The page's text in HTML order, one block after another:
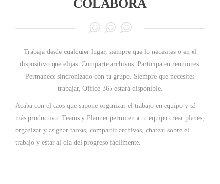
COLABORA
Trabaja desde cualquier lugar, siempre que lo necesites o en el
dispositivo que elijas. Comparte archivos. Participa en reuniones.
Permanece sincronizado con tu grupo. Siempre que necesites
trabajar, Office 365 estará disponible.
Acaba con el caos que supone organizar el trabajo en equipo y sé
más productivo. Teams y Planner permiten a tu equipo crear planes,
organizar y asignar tareas, compartir archivos, chatear sobre el
trabajo y estar al día del progreso fácilmente.